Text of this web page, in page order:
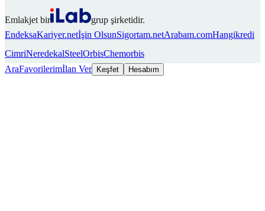
Emlakjet bir
grup şirketidir.
EndeksaKariyer.netİşin OlsunSigortam.netArabam.comHangikredi
CimriNeredekalSteelOrbisChemorbis
AraFavorilerimİlan Ver Keşfet Hesabım